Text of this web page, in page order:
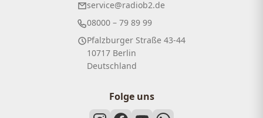
service@radiob2.de
08000 – 79 89 99
Pfalzburger Straße 43-44
10717 Berlin
Deutschland
Folge uns